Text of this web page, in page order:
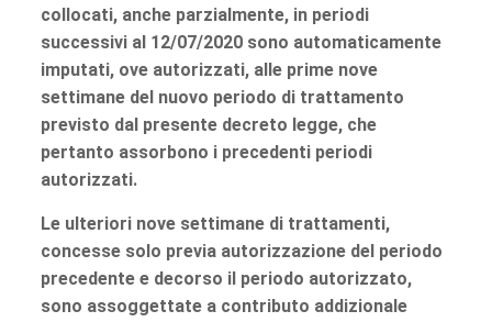
collocati, anche parzialmente, in periodi
successivi al 12/07/2020 sono automaticamente
imputati, ove autorizzati, alle prime nove
settimane del nuovo periodo di trattamento
previsto dal presente decreto legge, che
pertanto assorbono i precedenti periodi
autorizzati.
Le ulteriori nove settimane di trattamenti,
concesse solo previa autorizzazione del periodo
precedente e decorso il periodo autorizzato,
sono assoggettate a contributo addizionale